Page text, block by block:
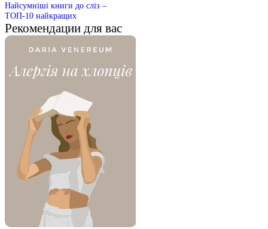
Найсумніші книги до сліз –
ТОП-10 найкращих
Рекомендации для вас